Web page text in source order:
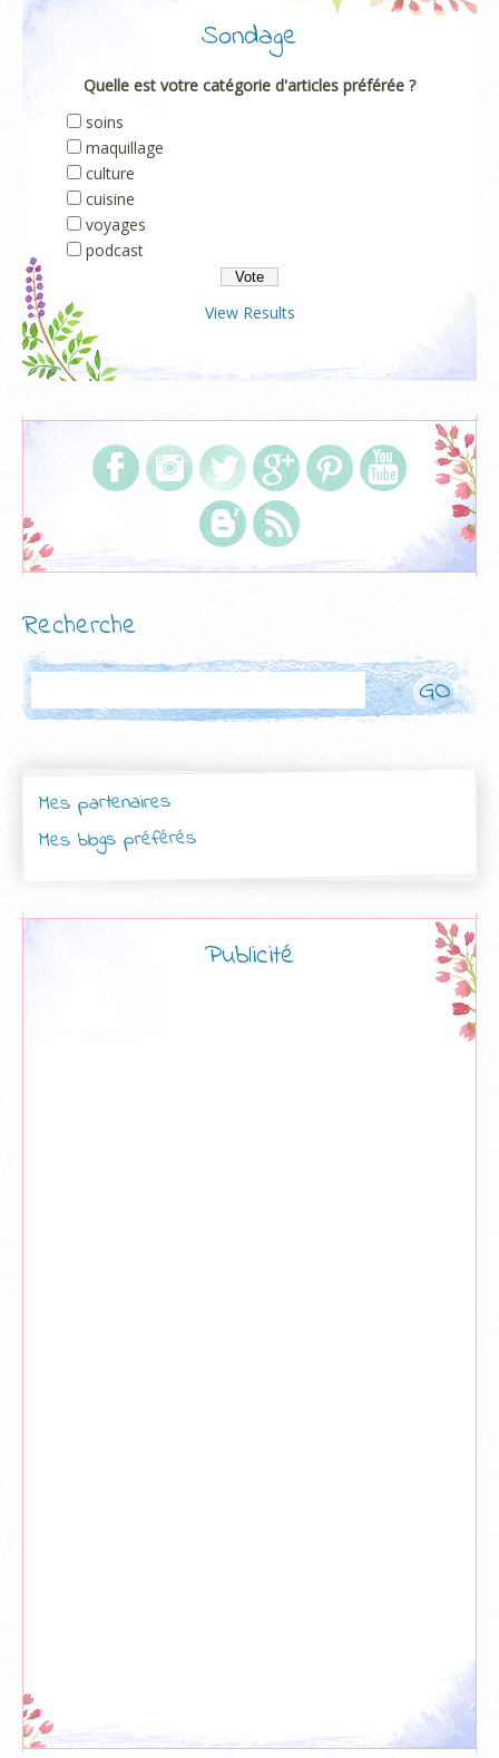
Sondage
Quelle est votre catégorie d'articles préférée ?
soins
maquillage
culture
cuisine
voyages
podcast
View Results
Recherche
Mes partenaires
Mes blogs préférés
Publicité